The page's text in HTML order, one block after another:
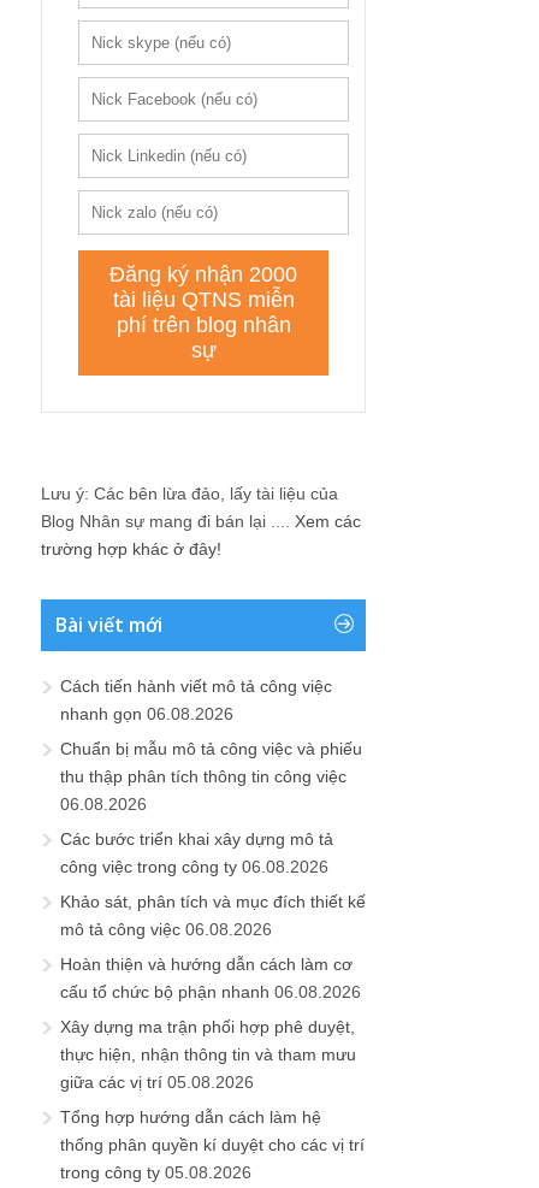
Lưu ý: Các bên lừa đảo, lấy tài liệu của
Blog Nhân sự mang đi bán lại .... Xem các
trường hợp khác ở đây!
Bài viết mới
Cách tiến hành viết mô tả công việc
nhanh gọn 06.08.2026
Chuẩn bị mẫu mô tả công việc và phiếu
thu thập phân tích thông tin công việc
06.08.2026
Các bước triển khai xây dựng mô tả
công việc trong công ty 06.08.2026
Khảo sát, phân tích và mục đích thiết kế
mô tả công việc 06.08.2026
Hoàn thiện và hướng dẫn cách làm cơ
cấu tổ chức bộ phận nhanh 06.08.2026
Xây dựng ma trận phối hợp phê duyệt,
thực hiện, nhận thông tin và tham mưu
giữa các vị trí 05.08.2026
Tổng hợp hướng dẫn cách làm hệ
thống phân quyền kí duyệt cho các vị trí
trong công ty 05.08.2026